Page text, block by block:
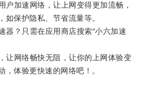
加速网络，让上网变得更加流畅，
如保护隐私、节省流量等。
？只需在应用商店搜索“小六加速
网络畅快无阻，让你的上网体验变
，体验更快速的网络吧！。